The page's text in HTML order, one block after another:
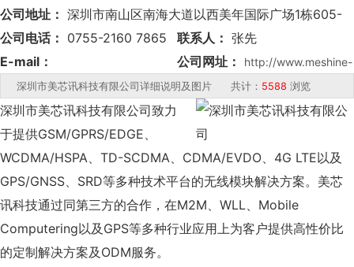
有限公司
公司地址： 深圳市南山区南海大道以西美年国际广场1栋605-
16
公司电话： 0755-2160 7865 联系人： 张先
生 13923779459
E-mail：
peter.zhang@meshine-
tech.com
公司网址：
http://www.meshine-
tech.com
深圳市美芯讯科技有限公司详细说明及图片 共计： 5588 浏览
深圳市美芯讯科技有限公司致力
于提供GSM/GPRS/EDGE、
WCDMA/HSPA、TD-SCDMA、CDMA/EVDO、4G LTE以及
GPS/GNSS、SRD等多种技术平台的无线模块解决方案。美芯
讯科技通过同第三方的合作，在M2M、WLL、Mobile
Computering以及GPS等多种行业应用上为客户提供高性价比
的定制解决方案及ODM服务。